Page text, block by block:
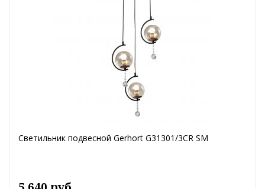
Светильник подвесной Gerhort G31301/3CR SM